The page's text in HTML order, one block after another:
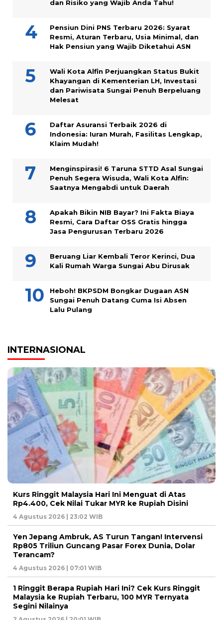
dan Risiko yang Wajib Anda Tahu!
Pensiun Dini PNS Terbaru 2026: Syarat
Resmi, Aturan Terbaru, Usia Minimal, dan
Hak Pensiun yang Wajib Diketahui ASN
Wali Kota Alfin Perjuangkan Status Bukit
Khayangan di Kementerian LH, Investasi
dan Pariwisata Sungai Penuh Berpeluang
Melesat
Daftar Asuransi Terbaik 2026 di
Indonesia: Iuran Murah, Fasilitas Lengkap,
Klaim Mudah!
Menginspirasi! 6 Taruna STTD Asal Sungai
Penuh Segera Wisuda, Wali Kota Alfin:
Saatnya Mengabdi untuk Daerah
Apakah Bikin NIB Bayar? Ini Fakta Biaya
Resmi, Cara Daftar OSS Gratis hingga
Jasa Pengurusan Terbaru 2026
Beruang Liar Kembali Teror Kerinci, Dua
Kali Rumah Warga Sungai Abu Dirusak
Heboh! BKPSDM Bongkar Dugaan ASN
Sungai Penuh Datang Cuma Isi Absen
Lalu Pulang
INTERNASIONAL
Kurs Ringgit Malaysia Hari Ini Menguat di Atas
Rp4.400, Cek Nilai Tukar MYR ke Rupiah Disini
4 Agustus 2026 | 23:02 WIB
Yen Jepang Ambruk, AS Turun Tangan! Intervensi
Rp805 Triliun Guncang Pasar Forex Dunia, Dolar
Terancam?
4 Agustus 2026 | 07:01 WIB
1 Ringgit Berapa Rupiah Hari Ini? Cek Kurs Ringgit
Malaysia ke Rupiah Terbaru, 100 MYR Ternyata
Segini Nilainya